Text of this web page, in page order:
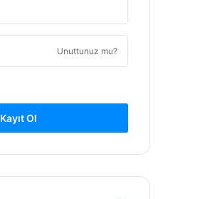
Unuttunuz mu?
Kayıt Ol